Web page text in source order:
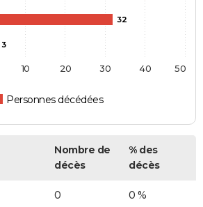
32
3
Personnes décédées
10 20 30 40 50
Nombre de
décès
% des
décès
0 0 %